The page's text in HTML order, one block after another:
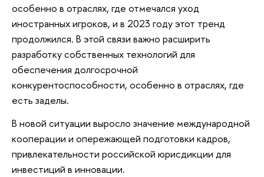
особенно в отраслях, где отмечался уход
иностранных игроков, и в 2023 году этот тренд
продолжился. В этой связи важно расширить
разработку собственных технологий для
обеспечения долгосрочной
конкурентоспособности, особенно в отраслях, где
есть заделы.
В новой ситуации выросло значение международной
кооперации и опережающей подготовки кадров,
привлекательности российской юрисдикции для
инвестиций в инновации.